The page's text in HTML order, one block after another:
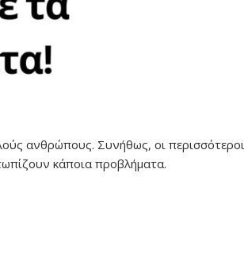
ανθρώπους. Συνήθως, οι περισσότεροι
κάποια προβλήματα.